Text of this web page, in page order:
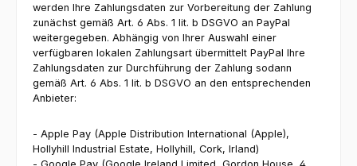
werden Ihre Zahlungsdaten zur Vorbereitung der Zahlung
zunächst gemäß Art. 6 Abs. 1 lit. b DSGVO an PayPal
weitergegeben. Abhängig von Ihrer Auswahl einer
verfügbaren lokalen Zahlungsart übermittelt PayPal Ihre
Zahlungsdaten zur Durchführung der Zahlung sodann
gemäß Art. 6 Abs. 1 lit. b DSGVO an den entsprechenden
Anbieter:
- Apple Pay (Apple Distribution International (Apple),
Hollyhill Industrial Estate, Hollyhill, Cork, Irland)